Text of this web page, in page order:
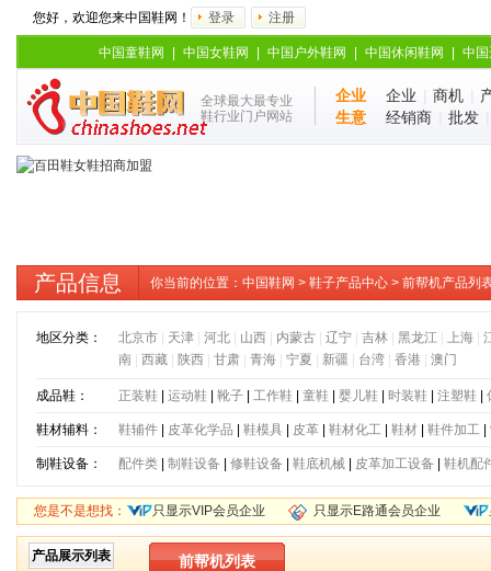
您好，欢迎您来中国鞋网！ 登录 注册
中国童鞋网 中国女鞋网 中国户外鞋网 中国休闲鞋网 中
全球最大最专业
鞋行业门户网站
企业
生意
企业 商机
经销商
批发
产品信息 你当前的位置： 中国鞋网 > 鞋子产品中心 > 前帮机产品列
地区分类： 北京市| 天津| 河北| 山西| 内蒙古| 辽宁| 吉林| 黑龙江 上海|
南| 西藏| 陕西| 甘肃| 青海| 宁夏 新疆 台湾| 香港| 澳门
成品鞋： 正装鞋| 运动鞋| 靴子| 工作鞋| 童鞋| 婴儿鞋| 时装鞋| 注塑鞋|
鞋材辅料： 鞋辅件| 皮革化学品 鞋模具 皮革| 鞋材化工| 鞋材| 鞋件加工|
制鞋设备： 配件类| 制鞋设备 修鞋设备 鞋底机械| 皮革加工设备 鞋机配
您是不是想找： 只显示VIP会员企业 只显示E路通会员企业
产品展示列表 前帮机列表